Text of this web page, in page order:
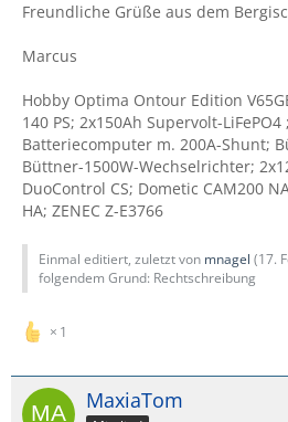
Freundliche Grüße aus dem
Marcus
Hobby Optima Ontour Edition
140 PS; 2x150Ah Supervolt-
Batteriecomputer m. 200A-Shunt;
Büttner-1500W-Wechselrichter;
DuoControl CS; Dometic CAM200
HA; ZENEC Z-E3766
Einmal editiert, zuletzt von mnagel (17.
folgendem Grund: Rechtschreibung
1
MaxiaTom